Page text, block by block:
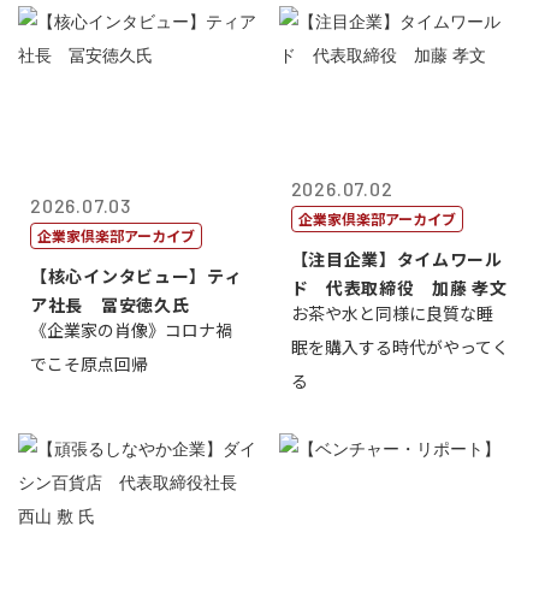
2026.07.03
企業家倶楽部アーカイブ
【核心インタビュー】ティ
ア社長 冨安徳久氏
《企業家の肖像》コロナ禍
でこそ原点回帰
2026.07.02
企業家倶楽部アーカイブ
【注目企業】タイムワール
ド 代表取締役 加藤 孝文
お茶や水と同様に良質な睡
眠を購入する時代がやってく
る